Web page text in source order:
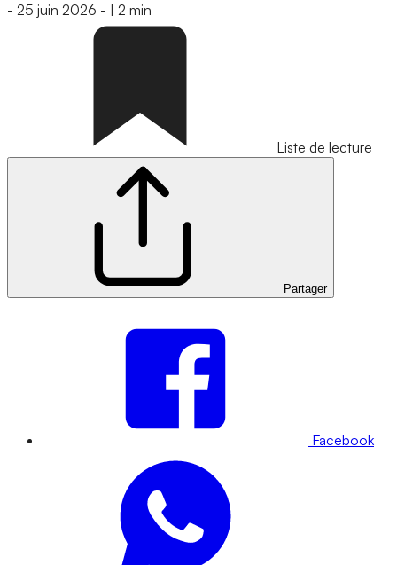
- 25 juin 2026 - 2 min
Liste de lecture
Partager
Facebook